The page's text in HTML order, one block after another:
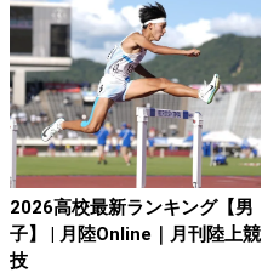
2026高校最新ランキング【男
子】 | 月陸Online｜月刊陸上競
技